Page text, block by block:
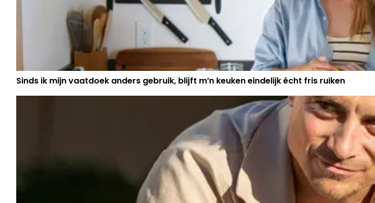
Sinds ik mijn vaatdoek anders gebruik, blijft m’n keuken eindelijk écht fris ruiken